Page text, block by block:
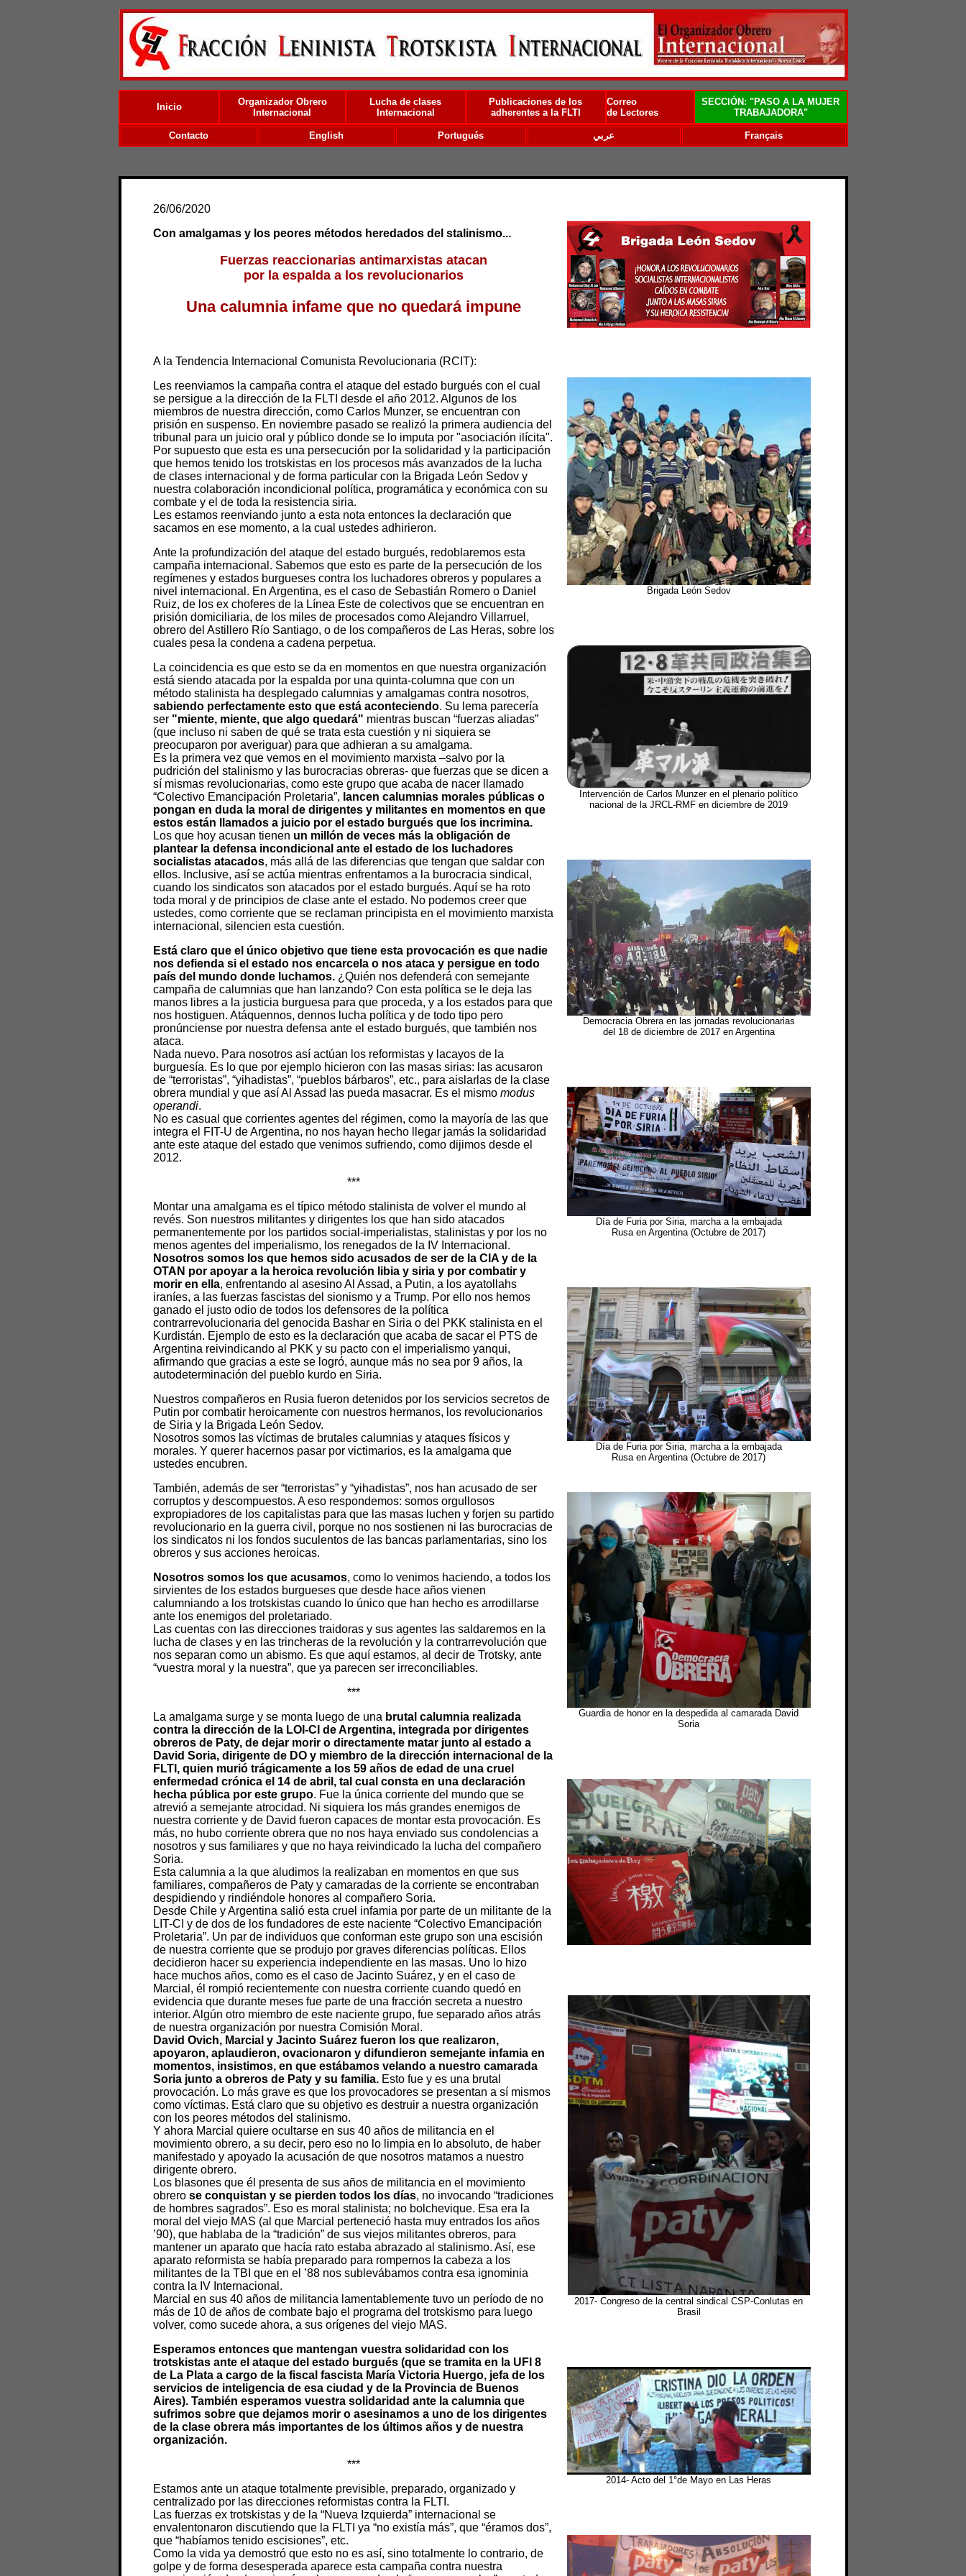
Inicio
Organizador Obrero
Internacional
Lucha de clases
Internacional
Publicaciones de los
adherentes a la FLTI
Correo
de Lectores
SECCIÓN: "PASO A LA MUJER
TRABAJADORA"
Contacto English Portugués عربي Français
26/06/2020
Con amalgamas y los peores métodos heredados del stalinismo...
Fuerzas reaccionarias antimarxistas atacan
por la espalda a los revolucionarios
Una calumnia infame que no quedará impune
A la Tendencia Internacional Comunista Revolucionaria (RCIT):
Les reenviamos la campaña contra el ataque del estado burgués con el cual
se persigue a la dirección de la FLTI desde el año 2012. Algunos de los
miembros de nuestra dirección, como Carlos Munzer, se encuentran con
prisión en suspenso. En noviembre pasado se realizó la primera audiencia del
tribunal para un juicio oral y público donde se lo imputa por "asociación ilícita".
Por supuesto que esta es una persecución por la solidaridad y la participación
que hemos tenido los trotskistas en los procesos más avanzados de la lucha
de clases internacional y de forma particular con la Brigada León Sedov y
nuestra colaboración incondicional política, programática y económica con su
combate y el de toda la resistencia siria.
Les estamos reenviando junto a esta nota entonces la declaración que
sacamos en ese momento, a la cual ustedes adhirieron.
Ante la profundización del ataque del estado burgués, redoblaremos esta
campaña internacional. Sabemos que esto es parte de la persecución de los
regímenes y estados burgueses contra los luchadores obreros y populares a
nivel internacional. En Argentina, es el caso de Sebastián Romero o Daniel
Ruiz, de los ex choferes de la Línea Este de colectivos que se encuentran en
prisión domiciliaria, de los miles de procesados como Alejandro Villarruel,
obrero del Astillero Río Santiago, o de los compañeros de Las Heras, sobre los
cuales pesa la condena a cadena perpetua.
La coincidencia es que esto se da en momentos en que nuestra organización
está siendo atacada por la espalda por una quinta-columna que con un
método stalinista ha desplegado calumnias y amalgamas contra nosotros,
sabiendo perfectamente esto que está aconteciendo. Su lema parecería
ser "miente, miente, que algo quedará" mientras buscan “fuerzas aliadas”
(que incluso ni saben de qué se trata esta cuestión y ni siquiera se
preocuparon por averiguar) para que adhieran a su amalgama.
Es la primera vez que vemos en el movimiento marxista –salvo por la
pudrición del stalinismo y las burocracias obreras- que fuerzas que se dicen a
sí mismas revolucionarias, como este grupo que acaba de nacer llamado
“Colectivo Emancipación Proletaria”, lancen calumnias morales públicas o
pongan en duda la moral de dirigentes y militantes en momentos en que
estos están llamados a juicio por el estado burgués que los incrimina.
Los que hoy acusan tienen un millón de veces más la obligación de
plantear la defensa incondicional ante el estado de los luchadores
socialistas atacados, más allá de las diferencias que tengan que saldar con
ellos. Inclusive, así se actúa mientras enfrentamos a la burocracia sindical,
cuando los sindicatos son atacados por el estado burgués. Aquí se ha roto
toda moral y de principios de clase ante el estado. No podemos creer que
ustedes, como corriente que se reclaman principista en el movimiento marxista
internacional, silencien esta cuestión.
Está claro que el único objetivo que tiene esta provocación es que nadie
nos defienda si el estado nos encarcela o nos ataca y persigue en todo
país del mundo donde luchamos.¿Quién nos defenderá con semejante
campaña de calumnias que han lanzando? Con esta política se le deja las
manos libres a la justicia burguesa para que proceda, y a los estados para que
nos hostiguen. Atáquennos, dennos lucha política y de todo tipo pero
pronúnciense por nuestra defensa ante el estado burgués, que también nos
ataca.
Nada nuevo. Para nosotros así actúan los reformistas y lacayos de la
burguesía. Es lo que por ejemplo hicieron con las masas sirias: las acusaron
de “terroristas”, “yihadistas”, “pueblos bárbaros”, etc., para aislarlas de la clase
obrera mundial y que así Al Assad las pueda masacrar. Es el mismo modus
operandi.
No es casual que corrientes agentes del régimen, como la mayoría de las que
integra el FIT-U de Argentina, no nos hayan hecho llegar jamás la solidaridad
ante este ataque del estado que venimos sufriendo, como dijimos desde el
2012.
***
Montar una amalgama es el típico método stalinista de volver el mundo al
revés. Son nuestros militantes y dirigentes los que han sido atacados
permanentemente por los partidos social-imperialistas, stalinistas y por los no
menos agentes del imperialismo, los renegados de la IV Internacional.
Nosotros somos los que hemos sido acusados de ser de la CIA y de la
OTAN por apoyar a la heroica revolución libia y siria y por combatir y
morir en ella, enfrentando al asesino Al Assad, a Putin, a los ayatollahs
iraníes, a las fuerzas fascistas del sionismo y a Trump. Por ello nos hemos
ganado el justo odio de todos los defensores de la política
contrarrevolucionaria del genocida Bashar en Siria o del PKK stalinista en el
Kurdistán. Ejemplo de esto es la declaración que acaba de sacar el PTS de
Argentina reivindicando al PKK y su pacto con el imperialismo yanqui,
afirmando que gracias a este se logró, aunque más no sea por 9 años, la
autodeterminación del pueblo kurdo en Siria.
Nuestros compañeros en Rusia fueron detenidos por los servicios secretos de
Putin por combatir heroicamente con nuestros hermanos, los revolucionarios
de Siria y la Brigada León Sedov.
Nosotros somos las víctimas de brutales calumnias y ataques físicos y
morales. Y querer hacernos pasar por victimarios, es la amalgama que
ustedes encubren.
También, además de ser “terroristas” y “yihadistas”, nos han acusado de ser
corruptos y descompuestos. A eso respondemos: somos orgullosos
expropiadores de los capitalistas para que las masas luchen y forjen su partido
revolucionario en la guerra civil, porque no nos sostienen ni las burocracias de
los sindicatos ni los fondos suculentos de las bancas parlamentarias, sino los
obreros y sus acciones heroicas.
Nosotros somos los que acusamos, como lo venimos haciendo, a todos los
sirvientes de los estados burgueses que desde hace años vienen
calumniando a los trotskistas cuando lo único que han hecho es arrodillarse
ante los enemigos del proletariado.
Las cuentas con las direcciones traidoras y sus agentes las saldaremos en la
lucha de clases y en las trincheras de la revolución y la contrarrevolución que
nos separan como un abismo. Es que aquí estamos, al decir de Trotsky, ante
“vuestra moral y la nuestra”, que ya parecen ser irreconciliables.
***
La amalgama surge y se monta luego de una brutal calumnia realizada
contra la dirección de la LOI-CI de Argentina, integrada por dirigentes
obreros de Paty, de dejar morir o directamente matar junto al estado a
David Soria, dirigente de DO y miembro de la dirección internacional de la
FLTI, quien murió trágicamente a los 59 años de edad de una cruel
enfermedad crónica el 14 de abril, tal cual consta en una declaración
hecha pública por este grupo. Fue la única corriente del mundo que se
atrevió a semejante atrocidad. Ni siquiera los más grandes enemigos de
nuestra corriente y de David fueron capaces de montar esta provocación. Es
más, no hubo corriente obrera que no nos haya enviado sus condolencias a
nosotros y sus familiares y que no haya reivindicado la lucha del compañero
Soria.
Esta calumnia a la que aludimos la realizaban en momentos en que sus
familiares, compañeros de Paty y camaradas de la corriente se encontraban
despidiendo y rindiéndole honores al compañero Soria.
Desde Chile y Argentina salió esta cruel infamia por parte de un militante de la
LIT-CI y de dos de los fundadores de este naciente “Colectivo Emancipación
Proletaria”. Un par de individuos que conforman este grupo son una escisión
de nuestra corriente que se produjo por graves diferencias políticas. Ellos
decidieron hacer su experiencia independiente en las masas. Uno lo hizo
hace muchos años, como es el caso de Jacinto Suárez, y en el caso de
Marcial, él rompió recientemente con nuestra corriente cuando quedó en
evidencia que durante meses fue parte de una fracción secreta a nuestro
interior. Algún otro miembro de este naciente grupo, fue separado años atrás
de nuestra organización por nuestra Comisión Moral.
David Ovich, Marcial y Jacinto Suárez fueron los que realizaron,
apoyaron, aplaudieron, ovacionaron y difundieron semejante infamia en
momentos, insistimos, en que estábamos velando a nuestro camarada
Soria junto a obreros de Paty y su familia.Esto fue y es una brutal
provocación. Lo más grave es que los provocadores se presentan a sí mismos
como víctimas. Está claro que su objetivo es destruir a nuestra organización
con los peores métodos del stalinismo.
Y ahora Marcial quiere ocultarse en sus 40 años de militancia en el
movimiento obrero, a su decir, pero eso no lo limpia en lo absoluto, de haber
manifestado y apoyado la acusación de que nosotros matamos a nuestro
dirigente obrero.
Los blasones que él presenta de sus años de militancia en el movimiento
obrero se conquistan y se pierden todos los días, no invocando “tradiciones
de hombres sagrados”. Eso es moral stalinista; no bolchevique. Esa era la
moral del viejo MAS (al que Marcial perteneció hasta muy entrados los años
’90), que hablaba de la “tradición” de sus viejos militantes obreros, para
mantener un aparato que hacía rato estaba abrazado al stalinismo. Así, ese
aparato reformista se había preparado para rompernos la cabeza a los
militantes de la TBI que en el ’88 nos sublevábamos contra esa ignominia
contra la IV Internacional.
Marcial en sus 40 años de militancia lamentablemente tuvo un período de no
más de 10 de años de combate bajo el programa del trotskismo para luego
volver, como sucede ahora, a sus orígenes del viejo MAS.
Esperamos entonces que mantengan vuestra solidaridad con los
trotskistas ante el ataque del estado burgués (que se tramita en la UFI 8
de La Plata a cargo de la fiscal fascista María Victoria Huergo, jefa de los
servicios de inteligencia de esa ciudad y de la Provincia de Buenos
Aires). También esperamos vuestra solidaridad ante la calumnia que
sufrimos sobre que dejamos morir o asesinamos a uno de los dirigentes
de la clase obrera más importantes de los últimos años y de nuestra
organización.
***
Estamos ante un ataque totalmente previsible, preparado, organizado y
centralizado por las direcciones reformistas contra la FLTI.
Las fuerzas ex trotskistas y de la “Nueva Izquierda” internacional se
envalentonaron discutiendo que la FLTI ya “no existía más”, que “éramos dos”,
que “habíamos tenido escisiones”, etc.
Como la vida ya demostró que esto no es así, sino totalmente lo contrario, de
golpe y de forma desesperada aparece esta campaña contra nuestra
Brigada León Sedov
Intervención de Carlos Munzer en el plenario político
nacional de la JRCL-RMF en diciembre de 2019
Democracia Obrera en las jornadas revolucionarias
del 18 de diciembre de 2017 en Argentina
Día de Furia por Siria, marcha a la embajada
Rusa en Argentina (Octubre de 2017)
Día de Furia por Siria, marcha a la embajada
Rusa en Argentina (Octubre de 2017)
Guardia de honor en la despedida al camarada David
Soria
2017- Congreso de la central sindical CSP-Conlutas en
Brasil
2014- Acto del 1°de Mayo en Las Heras